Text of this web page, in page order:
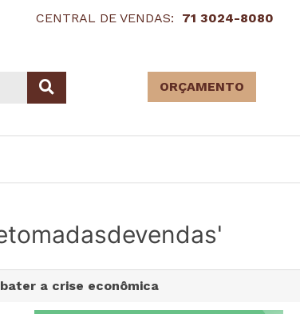
CENTRAL DE VENDAS: 71 3024-8080
ORÇAMENTO
a crise econômica